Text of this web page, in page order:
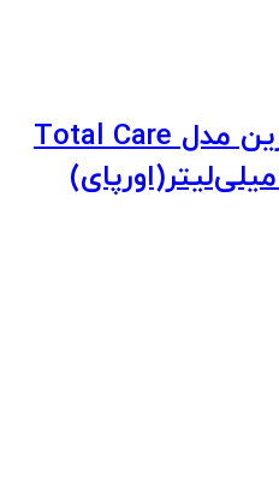
دهان‌شوی لیسترین مدل Total Care